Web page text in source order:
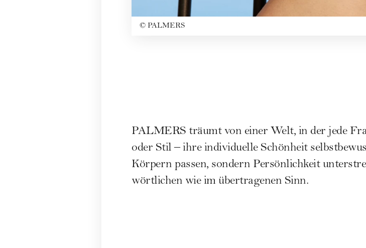
© PALMERS
PALMERS träumt von einer Welt, in der jede
oder Stil – ihre individuelle Schönheit
Körpern passen, sondern Persönlichkeit
wörtlichen wie im übertragenen Sinn.